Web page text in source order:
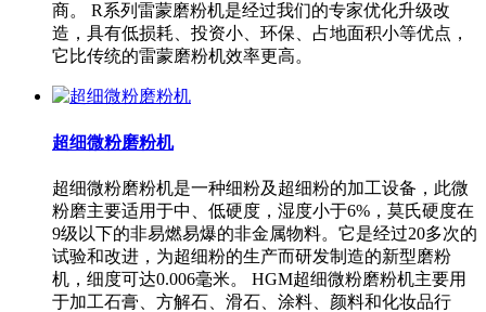
商。 R系列雷蒙磨粉机是经过我们的专家优化升级改
造，具有低损耗、投资小、环保、占地面积小等优点，
它比传统的雷蒙磨粉机效率更高。
超细微粉磨粉机
超细微粉磨粉机是一种细粉及超细粉的加工设备，此微
粉磨主要适用于中、低硬度，湿度小于6%，莫氏硬度在
9级以下的非易燃易爆的非金属物料。它是经过20多次的
试验和改进，为超细粉的生产而研发制造的新型磨粉
机，细度可达0.006毫米。 HGM超细微粉磨粉机主要用
于加工石膏、方解石、滑石、涂料、颜料和化妆品行